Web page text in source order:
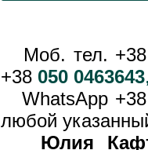
Моб. тел.
+38 050 0463643
WhatsApp
любой
Юлия